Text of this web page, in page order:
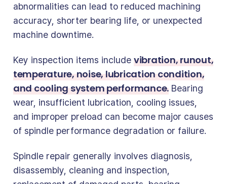
abnormalities can lead to reduced machining
accuracy, shorter bearing life, or unexpected
machine downtime.
Key inspection items include vibration, runout,
temperature, noise, lubrication condition,
and cooling system performance. Bearing
wear, insufficient lubrication, cooling issues,
and improper preload can become major causes
of spindle performance degradation or failure.
Spindle repair generally involves diagnosis,
disassembly, cleaning and inspection,